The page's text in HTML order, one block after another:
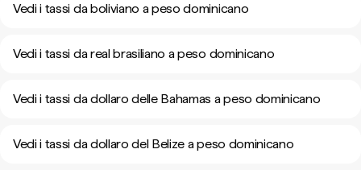
Vedi i tassi da boliviano a peso dominicano
Vedi i tassi da real brasiliano a peso dominicano
Vedi i tassi da dollaro delle Bahamas a peso dominicano
Vedi i tassi da dollaro del Belize a peso dominicano